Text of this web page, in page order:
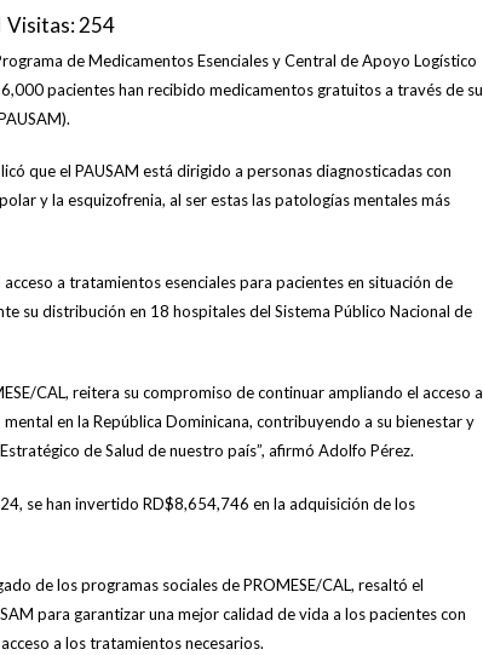
Visitas:254
de Medicamentos Esenciales y Central de Apoyo Logístico
pacientes han recibido medicamentos gratuitos a través de su
que el PAUSAM está dirigido a personas diagnosticadas con
y la esquizofrenia, al ser estas las patologías mentales más
a tratamientos esenciales para pacientes en situación de
su distribución en 18 hospitales del Sistema Público Nacional de
CAL, reitera su compromiso de continuar ampliando el acceso a
en la República Dominicana, contribuyendo a su bienestar y
de Salud de nuestro país”, afirmó Adolfo Pérez.
se han invertido RD$8,654,746 en la adquisición de los
de los programas sociales de PROMESE/CAL, resaltó el
para garantizar una mejor calidad de vida a los pacientes con
a los tratamientos necesarios.